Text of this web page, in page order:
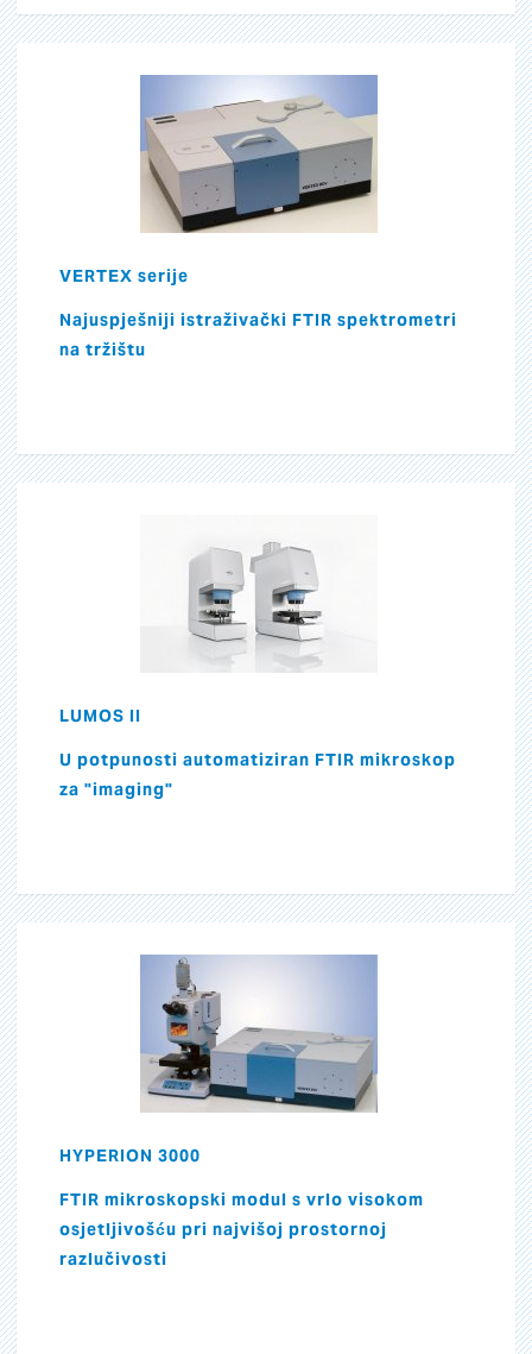
VERTEX serije
Najuspješniji istraživački FTIR spektrometri
na tržištu
LUMOS II
U potpunosti automatiziran FTIR mikroskop
za "imaging"
HYPERION 3000
FTIR mikroskopski modul s vrlo visokom
osjetljivošću pri najvišoj prostornoj
razlučivosti